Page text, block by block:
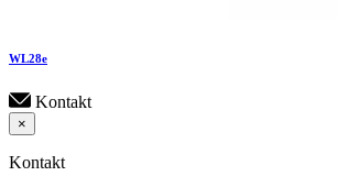
WL28e
Kontakt
×
Kontakt